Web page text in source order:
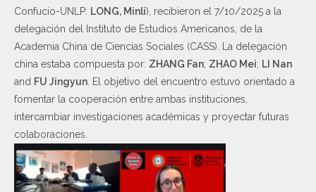
Confucio-UNLP: LONG, Minli), recibieron el 7/10/2025 a la
delegación del Instituto de Estudios Americanos, de la
Academia China de Ciencias Sociales (CASS). La delegación
china estaba compuesta por: ZHANG Fan; ZHAO Mei; LI Nan
and FU Jingyun . El objetivo del encuentro estuvo orientado a
fomentar la cooperación entre ambas instituciones,
intercambiar investigaciones académicas y proyectar futuras
colaboraciones.